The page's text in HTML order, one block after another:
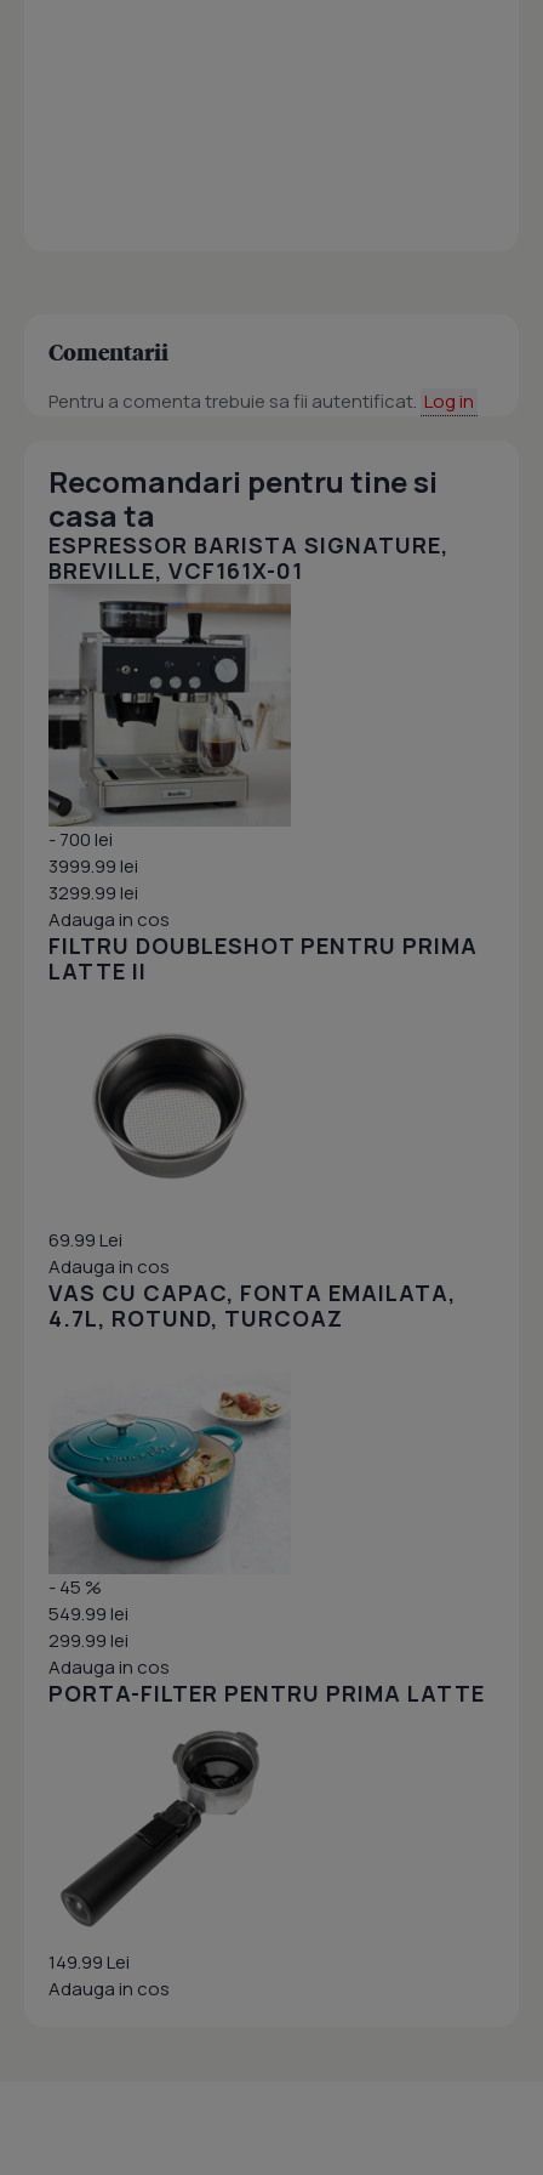
Comentarii
Pentru a comenta trebuie sa fii autentificat. Log in
Recomandari pentru tine si
casa ta
ESPRESSOR BARISTA SIGNATURE,
BREVILLE, VCF161X-01
- 700 lei
3999.99 lei
3299.99 lei
Adauga in cos
FILTRU DOUBLESHOT PENTRU PRIMA
LATTE II
69.99 Lei
Adauga in cos
VAS CU CAPAC, FONTA EMAILATA,
4.7L, ROTUND, TURCOAZ
- 45 %
549.99 lei
299.99 lei
Adauga in cos
PORTA-FILTER PENTRU PRIMA LATTE
149.99 Lei
Adauga in cos